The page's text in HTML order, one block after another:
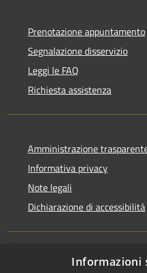
Prenotazione appuntamento
Segnalazione disservizio
Leggi le FAQ
Richiesta assistenza
Amministrazione
Informativa privacy
Note legali
Dichiarazione di accessibilità
Informazioni